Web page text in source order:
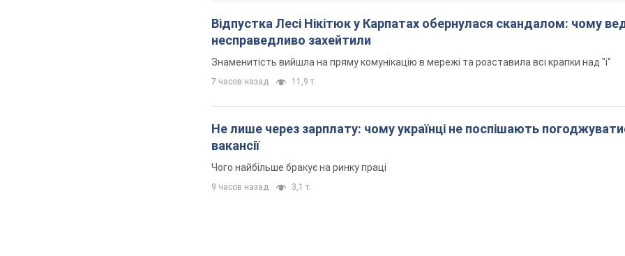
Відпустка Лесі Нікітюк у Карпатах обернулася скандалом: чому
несправедливо захейтили
Знаменитість вийшла на пряму комунікацію в мережі та розставила всі крапки над "і"
7 часов назад 11,9 т.
Не лише через зарплату: чому українці не поспішають
вакансії
Чого найбільше бракує на ринку праці
9 часов назад 3,1 т.